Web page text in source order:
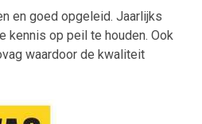
en goed opgeleid. Jaarlijks
kennis op peil te houden. Ook
waardoor de kwaliteit